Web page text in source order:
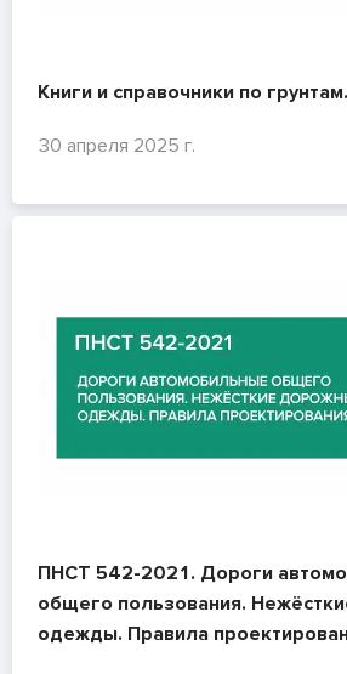
Книги и справочники по
30 апреля 2025 г.
ПНСТ 542-2021. Дороги
общего пользования.
одежды. Правила